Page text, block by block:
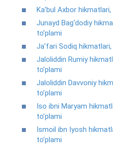
Ka’bul Axbor
Junayd Bag‘dodiy
to’plami
Ja’fari Sodiq
Jaloliddin Rumiy
to’plami
Jaloliddin Davvoniy
to’plami
Iso ibni Maryam
to’plami
Ismoil ibn Iyosh
to’plami